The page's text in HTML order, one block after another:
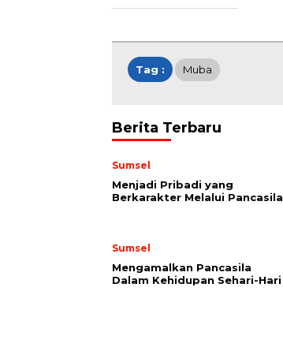
Tag : Muba
Berita Terbaru
Sumsel
Menjadi Pribadi yang
Berkarakter Melalui Pancasila
Sumsel
Mengamalkan Pancasila
Dalam Kehidupan Sehari-Hari